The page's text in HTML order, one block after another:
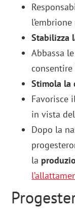
Stabilizza
Abbassa
Stimola la
Favorisce
in vista
Dopo la
la